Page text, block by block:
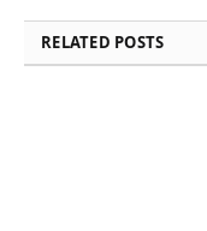
RELATED POSTS